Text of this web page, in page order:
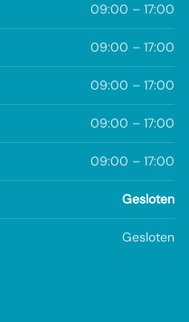
09:00 – 17:00
09:00 – 17:00
09:00 – 17:00
09:00 – 17:00
09:00 – 17:00
Gesloten
Gesloten